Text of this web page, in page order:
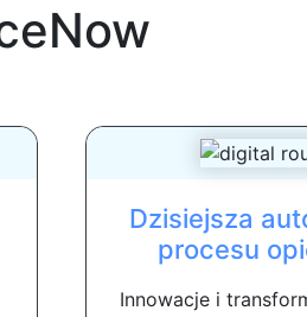
Dzisiejsza
procesu
Innowacje i